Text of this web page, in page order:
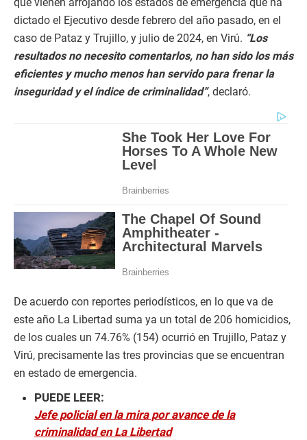
dictado el Ejecutivo desde febrero del año pasado, en el
caso de Pataz y Trujillo, y julio de 2024, en Virú. “Los
resultados no necesito comentarlos, no han sido los más
eficientes y mucho menos han servido para frenar la
inseguridad y el índice de criminalidad”, declaró.
De acuerdo con reportes periodísticos, en lo que va de
este año La Libertad suma ya un total de 206 homicidios,
de los cuales un 74.76% (154) ocurrió en Trujillo, Pataz y
Virú, precisamente las tres provincias que se encuentran
en estado de emergencia.
PUEDE LEER:
Jefe policial en la mira por avance de la
criminalidad en La Libertad